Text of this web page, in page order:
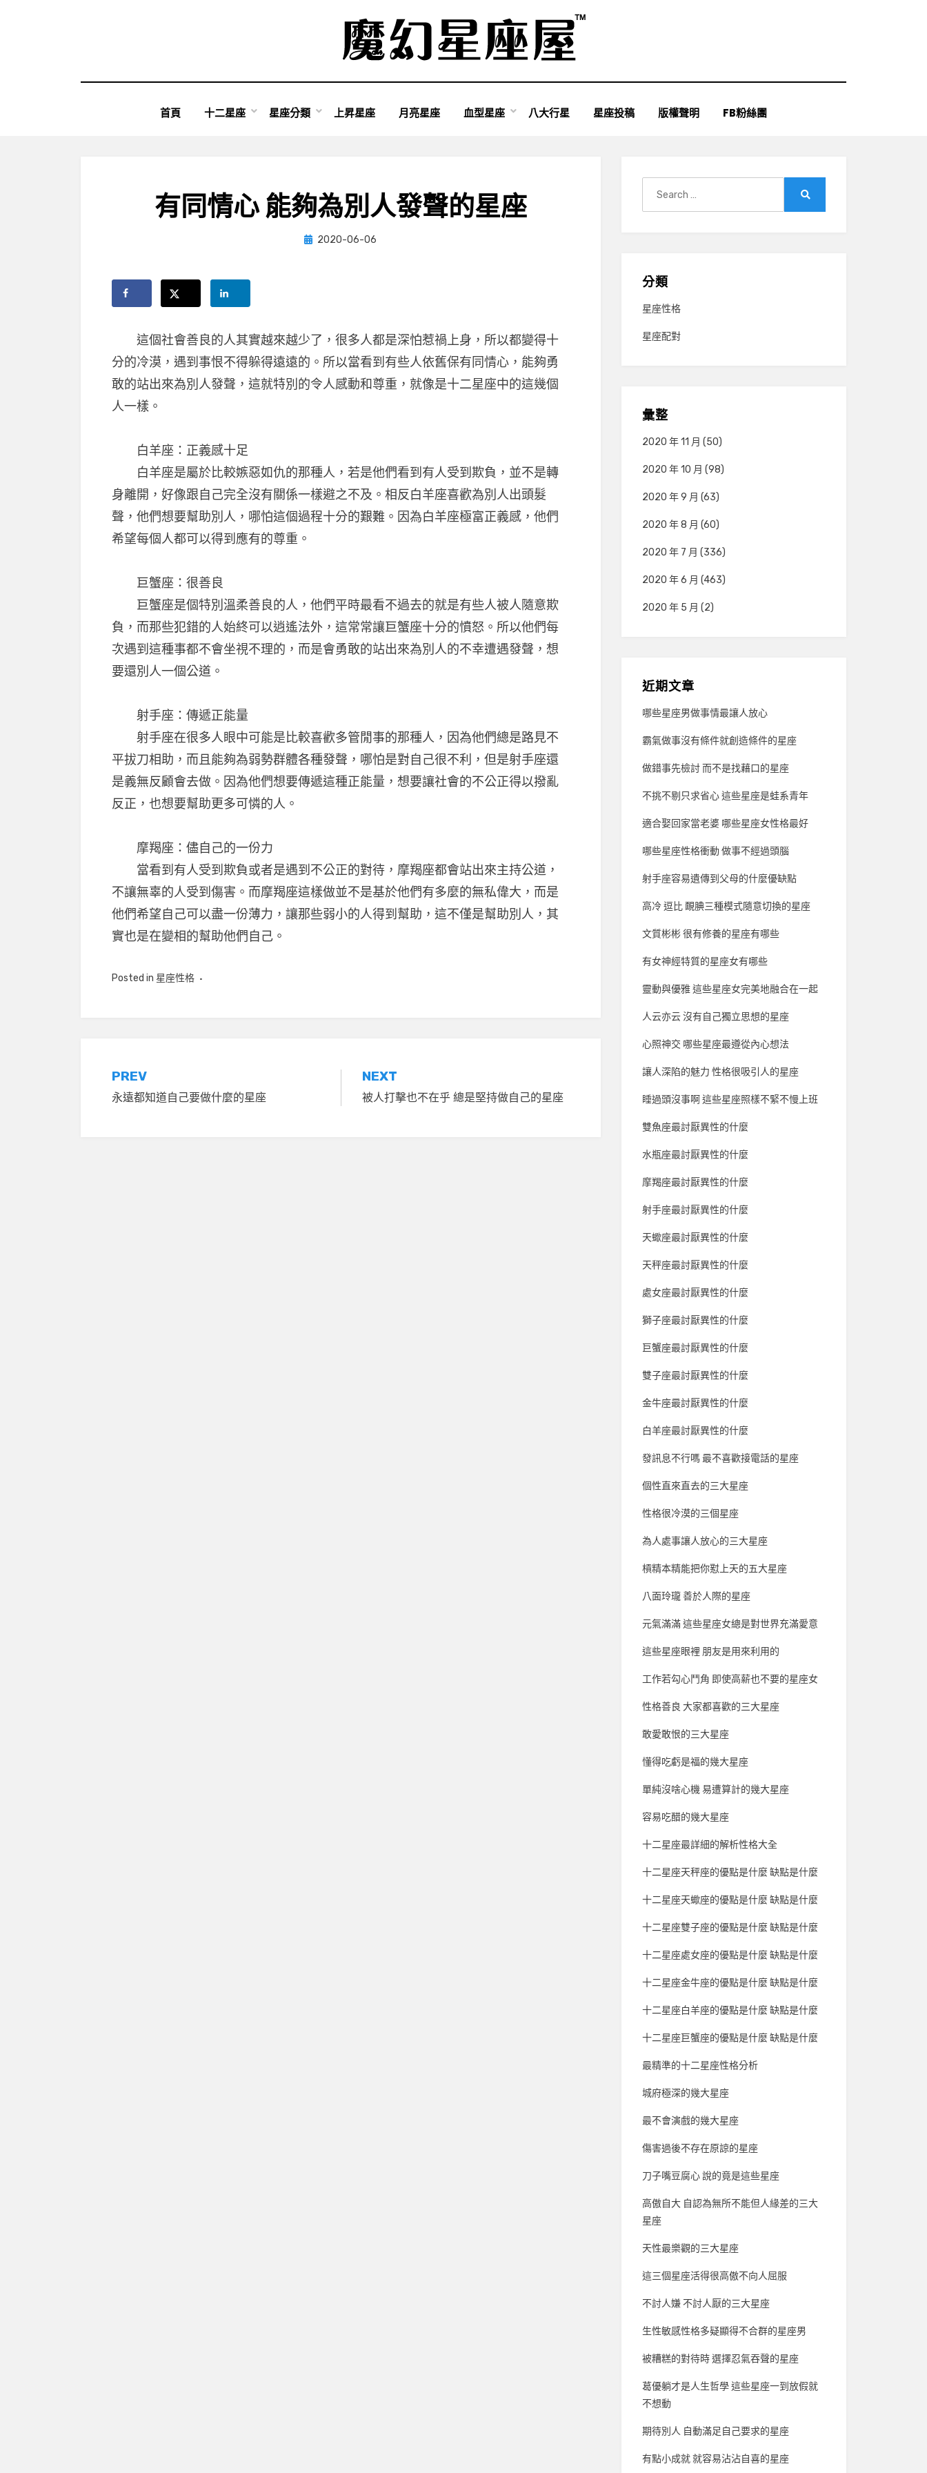
首頁 十二星座 星座分類 上昇星座 月亮星座 血型星座 八大行星 星座投稿 版權聲明 FB粉絲團
有同情心 能夠為別人發聲的星座
by小編
Posted
2020-06-06
這個社會善良的人其實越來越少了，很多人都是深怕惹禍上身，所以都變得十
分的冷漠，遇到事恨不得躲得遠遠的。所以當看到有些人依舊保有同情心，能夠勇
敢的站出來為別人發聲，這就特別的令人感動和尊重，就像是十二星座中的這幾個
人一樣。
白羊座：正義感十足
白羊座是屬於比較嫉惡如仇的那種人，若是他們看到有人受到欺負，並不是轉
身離開，好像跟自己完全沒有關係一樣避之不及。相反白羊座喜歡為別人出頭髮
聲，他們想要幫助別人，哪怕這個過程十分的艱難。因為白羊座極富正義感，他們
希望每個人都可以得到應有的尊重。
巨蟹座：很善良
巨蟹座是個特別溫柔善良的人，他們平時最看不過去的就是有些人被人隨意欺
負，而那些犯錯的人始終可以逍遙法外，這常常讓巨蟹座十分的憤怒。所以他們每
次遇到這種事都不會坐視不理的，而是會勇敢的站出來為別人的不幸遭遇發聲，想
要還別人一個公道。
射手座：傳遞正能量
射手座在很多人眼中可能是比較喜歡多管閒事的那種人，因為他們總是路見不
平拔刀相助，而且能夠為弱勢群體各種發聲，哪怕是對自己很不利，但是射手座還
是義無反顧會去做。因為他們想要傳遞這種正能量，想要讓社會的不公正得以撥亂
反正，也想要幫助更多可憐的人。
摩羯座：儘自己的一份力
當看到有人受到欺負或者是遇到不公正的對待，摩羯座都會站出來主持公道，
不讓無辜的人受到傷害。而摩羯座這樣做並不是基於他們有多麼的無私偉大，而是
他們希望自己可以盡一份薄力，讓那些弱小的人得到幫助，這不僅是幫助別人，其
實也是在變相的幫助他們自己。
Posted in 星座性格
文
章
PREV
永遠都知道自己要做什麼的星座
NEXT
被人打擊也不在乎 總是堅持做自己的星座
分類
星座性格
星座配對
彙整
2020 年 11 月 (50)
2020 年 10 月 (98)
2020 年 9 月 (63)
2020 年 8 月 (60)
2020 年 7 月 (336)
2020 年 6 月 (463)
2020 年 5 月 (2)
近期文章
哪些星座男做事情最讓人放心
霸氣做事沒有條件就創造條件的星座
做錯事先檢討 而不是找藉口的星座
不挑不剔只求省心 這些星座是蛙系青年
適合娶回家當老婆 哪些星座女性格最好
哪些星座性格衝動 做事不經過頭腦
射手座容易遺傳到父母的什麼優缺點
高冷 逗比 靦腆三種模式隨意切換的星座
文質彬彬 很有修養的星座有哪些
有女神經特質的星座女有哪些
靈動與優雅 這些星座女完美地融合在一起
人云亦云 沒有自己獨立思想的星座
心照神交 哪些星座最遵從內心想法
讓人深陷的魅力 性格很吸引人的星座
睡過頭沒事啊 這些星座照樣不緊不慢上班
雙魚座最討厭異性的什麼
水瓶座最討厭異性的什麼
摩羯座最討厭異性的什麼
射手座最討厭異性的什麼
天蠍座最討厭異性的什麼
天秤座最討厭異性的什麼
處女座最討厭異性的什麼
獅子座最討厭異性的什麼
巨蟹座最討厭異性的什麼
雙子座最討厭異性的什麼
金牛座最討厭異性的什麼
白羊座最討厭異性的什麼
發訊息不行嗎 最不喜歡接電話的星座
個性直來直去的三大星座
性格很冷漠的三個星座
為人處事讓人放心的三大星座
槓精本精能把你懟上天的五大星座
八面玲瓏 善於人際的星座
元氣滿滿 這些星座女總是對世界充滿愛意
這些星座眼裡 朋友是用來利用的
工作若勾心鬥角 即使高薪也不要的星座女
性格善良 大家都喜歡的三大星座
敢愛敢恨的三大星座
懂得吃虧是福的幾大星座
單純沒啥心機 易遭算計的幾大星座
容易吃醋的幾大星座
十二星座最詳細的解析性格大全
十二星座天秤座的優點是什麼 缺點是什麼
十二星座天蠍座的優點是什麼 缺點是什麼
十二星座雙子座的優點是什麼 缺點是什麼
十二星座處女座的優點是什麼 缺點是什麼
十二星座金牛座的優點是什麼 缺點是什麼
十二星座白羊座的優點是什麼 缺點是什麼
十二星座巨蟹座的優點是什麼 缺點是什麼
最精準的十二星座性格分析
城府極深的幾大星座
最不會演戲的幾大星座
傷害過後不存在原諒的星座
刀子嘴豆腐心 說的竟是這些星座
高傲自大 自認為無所不能但人緣差的三大
星座
天性最樂觀的三大星座
這三個星座活得很高傲不向人屈服
不討人嫌 不討人厭的三大星座
生性敏感性格多疑顯得不合群的星座男
被糟糕的對待時 選擇忍氣吞聲的星座
葛優躺才是人生哲學 這些星座一到放假就
不想動
期待別人 自動滿足自己要求的星座
有點小成就 就容易沾沾自喜的星座